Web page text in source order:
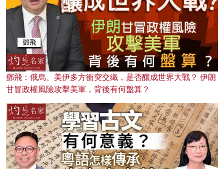
鄧飛：俄烏、美伊多方衝突交織，是否釀成世界大戰？ 伊朗
甘冒政權風險攻擊美軍，背後有何盤算？